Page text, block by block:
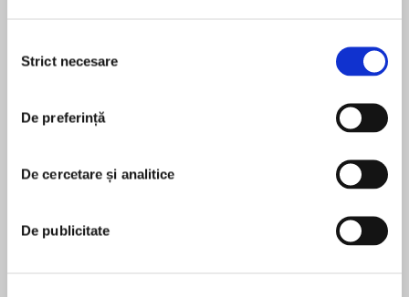
consimțământului
Strict necesare
De preferință
De cercetare și analitice
De publicitate
'And what do you think of it all, Watson?' asked
'It seems to me to be a most dark and sinister
MAI MULT
pentru această carte